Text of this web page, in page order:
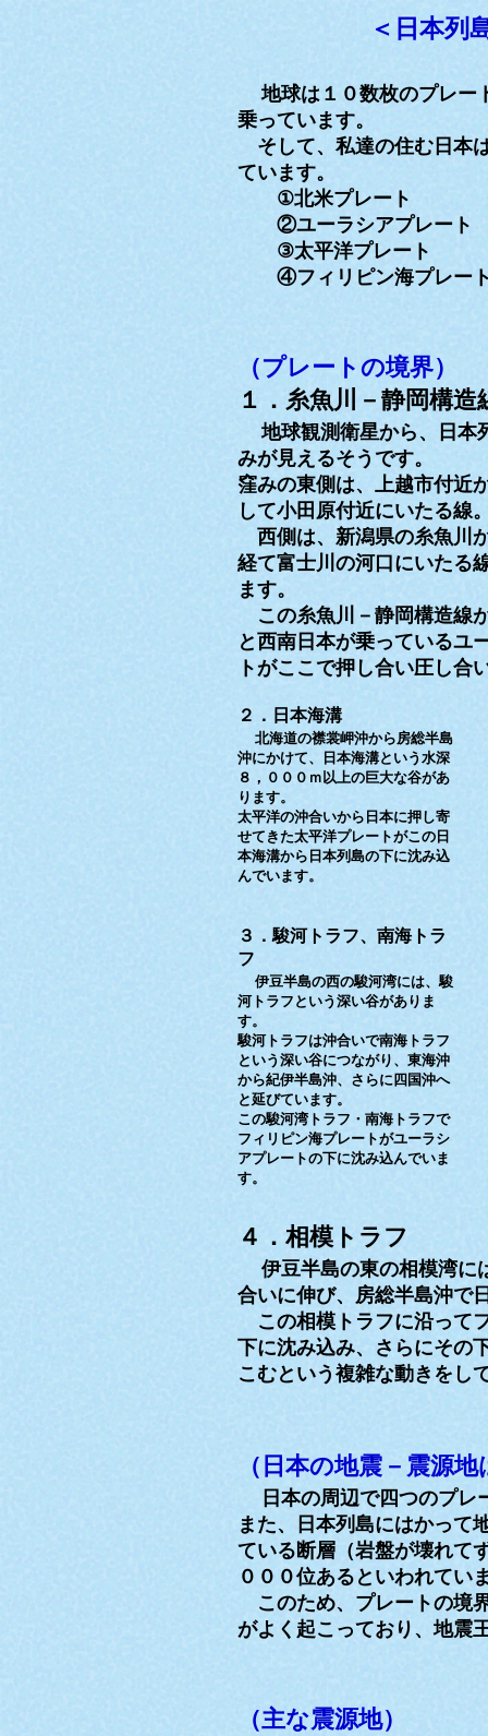
＜日本列
地球は１０数枚のプレー
乗っています。
そして、私達の住む日本
ています。
①北米プレート
②ユーラシアプレート
③太平洋プレート
④フィリピン海プレー
（プレートの境界）
１．糸魚川－静岡構造
地球観測衛星から、日本
みが見えるそうです。
窪みの東側は、上越市付近
して小田原付近にいたる線
西側は、新潟県の糸魚川
経て富士川の河口にいたる
ます。
この糸魚川－静岡構造線
と西南日本が乗っているユ
トがここで押し合い圧し合
２．日本海溝
北海道の襟裳岬沖から房総半島
沖にかけて、日本海溝という水深
８，０００ｍ以上の巨大な谷があ
ります。
太平洋の沖合いから日本に押し寄
せてきた太平洋プレートがこの日
本海溝から日本列島の下に沈み込
んでいます。
３．駿河トラフ、南海トラ
フ
伊豆半島の西の駿河湾には、駿
河トラフという深い谷がありま
す。
駿河トラフは沖合いで南海トラフ
という深い谷につながり、東海沖
から紀伊半島沖、さらに四国沖へ
と延びています。
この駿河湾トラフ・南海トラフで
フィリピン海プレートがユーラシ
アプレートの下に沈み込んでいま
す。
４．相模トラフ
伊豆半島の東の相模湾に
合いに伸び、房総半島沖で
この相模トラフに沿って
下に沈み込み、さらにその
こむという複雑な動きをし
（日本の地震－震源
日本の周辺で四つのプ
また、日本列島にはかって
ている断層（岩盤が壊れて
０００位あるといわれてい
このため、プレートの境
がよく起こっており、地震
（主な震源地）